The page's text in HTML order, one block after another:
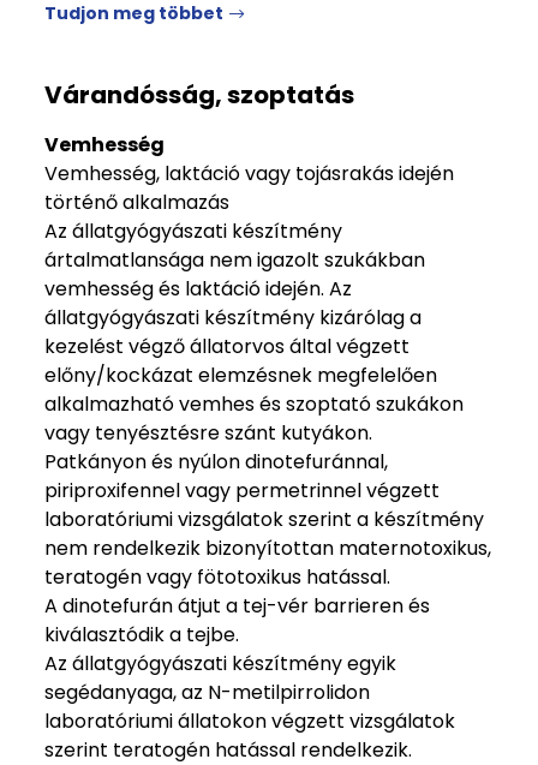
Tudjon meg többet
Várandósság, szoptatás
Vemhesség
Vemhesség, laktáció vagy tojásrakás idején
történő alkalmazás
Az állatgyógyászati készítmény
ártalmatlansága nem igazolt szukákban
vemhesség és laktáció idején. Az
állatgyógyászati készítmény kizárólag a
kezelést végző állatorvos által végzett
előny/kockázat elemzésnek megfelelően
alkalmazható vemhes és szoptató szukákon
vagy tenyésztésre szánt kutyákon.
Patkányon és nyúlon dinotefuránnal,
piriproxifennel vagy permetrinnel végzett
laboratóriumi vizsgálatok szerint a készítmény
nem rendelkezik bizonyítottan maternotoxikus,
teratogén vagy fötotoxikus hatással.
A dinotefurán átjut a tej-vér barrieren és
kiválasztódik a tejbe.
Az állatgyógyászati készítmény egyik
segédanyaga, az N-metilpirrolidon
laboratóriumi állatokon végzett vizsgálatok
szerint teratogén hatással rendelkezik.